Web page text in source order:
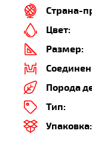
Страна-
Цвет:
Размер:
Порода
Тип:
Упаковка: